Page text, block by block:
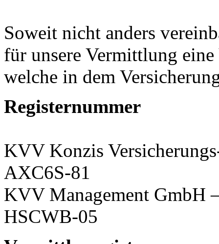
Soweit nicht anders
für unsere Vermittlung
welche in dem
Registernummer
KVV Konzis
AXC6S-81
KVV Management GmbH
HSCWB-05